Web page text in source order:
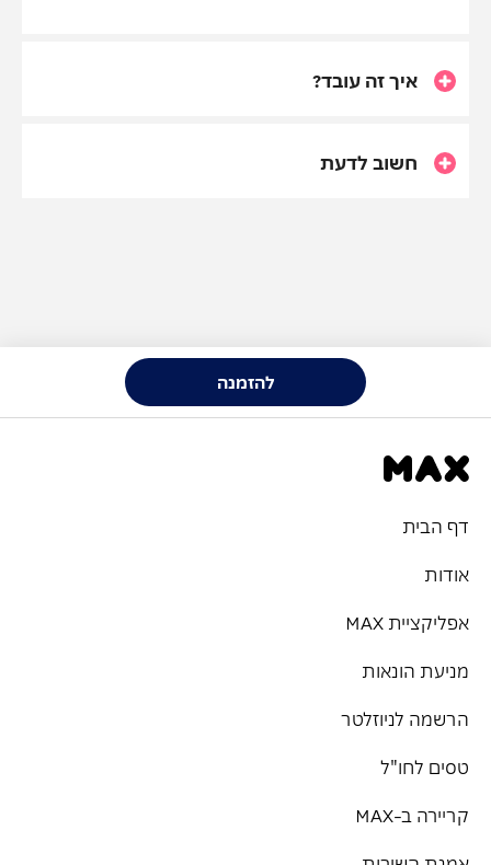
איך זה עובד?
חשוב לדעת
להזמנה
דף הבית
אודות
אפליקציית MAX
מניעת הונאות
הרשמה לניוזלטר
טסים לחו"ל
קריירה ב-MAX